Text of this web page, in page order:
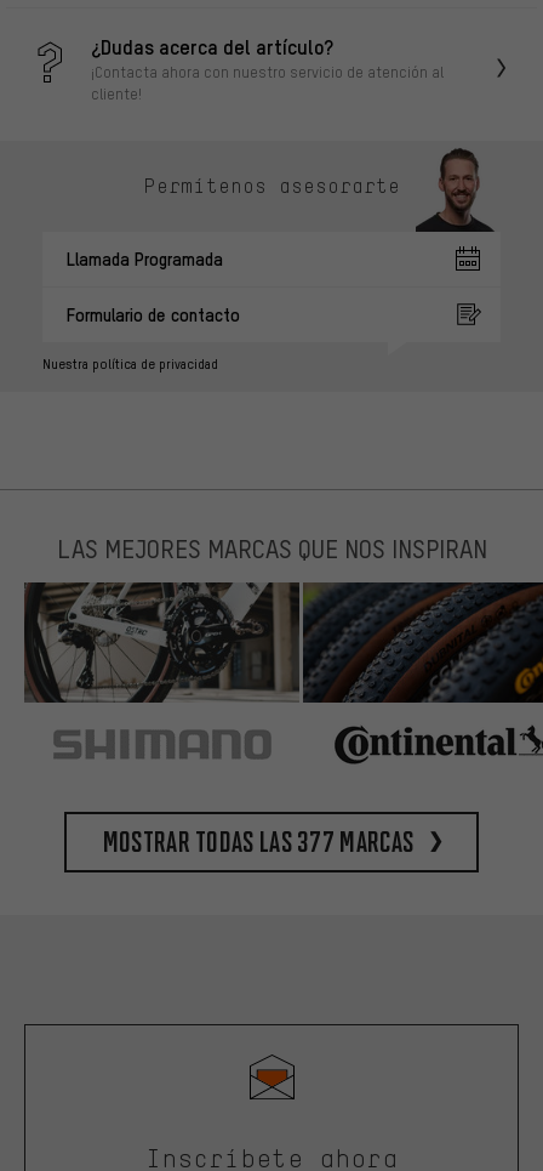
¿Dudas acerca del artículo?
¡Contacta ahora con nuestro servicio de atención al
cliente!
Permítenos asesorarte
Llamada Programada
Formulario de contacto
Nuestra política de privacidad
LAS MEJORES MARCAS QUE NOS INSPIRAN
Mostrar todas las 377 marcas
Inscríbete ahora